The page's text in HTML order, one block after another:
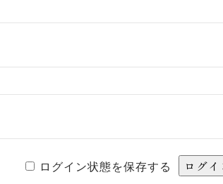
ログイン状態を保存する